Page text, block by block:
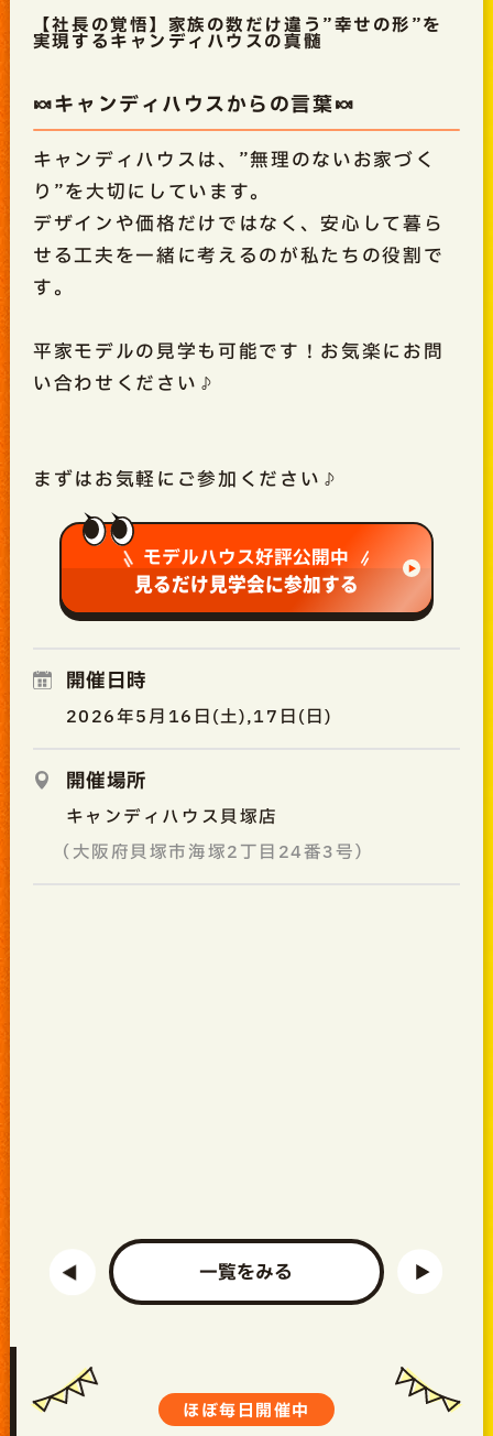
【社長の覚悟】家族の数だけ違う”幸せの形”を
実現するキャンディハウスの真髄
🍬キャンディハウスからの言葉🍬
キャンディハウスは、”無理のないお家づく
り”を大切にしています。
デザインや価格だけではなく、安心して暮ら
せる工夫を一緒に考えるのが私たちの役割で
す。
平家モデルの見学も可能です！お気楽にお問
い合わせください♪
まずはお気軽にご参加ください♪
モデルハウス好評公開中
見るだけ見学会に参加する
開催日時
2026年5月16日(土),17日(日)
開催場所
キャンディハウス貝塚店
（大阪府貝塚市海塚2丁目24番3号）
一覧をみる
ほぼ毎日開催中